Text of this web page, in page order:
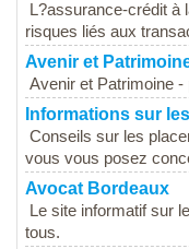
L?assurance-crédit à
risques liés aux
Avenir et
Avenir et Patrimoine
Informations sur
Conseils sur les
vous vous posez
Avocat Bordeaux
Le site informatif sur
tous.